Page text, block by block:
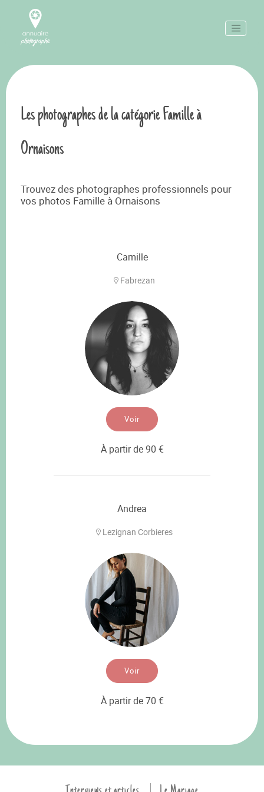
Les photographes de la catégorie Famille à
Ornaisons
Trouvez des photographes professionnels pour
vos photos Famille à Ornaisons
Camille
Fabrezan
Voir
À partir de 90 €
Andrea
Lezignan Corbieres
Voir
À partir de 70 €